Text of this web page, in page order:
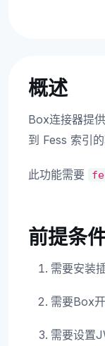
概述
Box连接器提
到 Fess 索引的
此功能需要
前提条
需要安装
需要Box
需要设置